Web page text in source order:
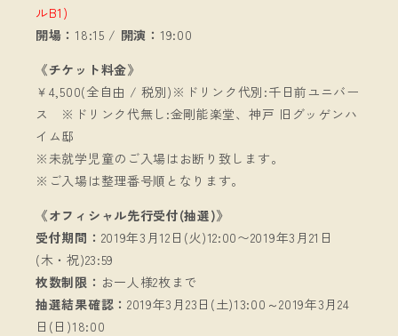
ルB1)
開場： 18:15 / 開演： 19:00
《チケット料金》
￥4,500(全自由 / 税別)※ドリンク代別:千日前ユニバー
ス ※ドリンク代無し:金剛能楽堂、神戸 旧グッゲンハ
イム邸
※未就学児童のご入場はお断り致します。
※ご入場は整理番号順となります。
《オフィシャル先行受付(抽選)》
受付期間： 2019年3月12日(火)12:00〜2019年3月21日
(木・祝)23:59
枚数制限： お一人様2枚まで
抽選結果確認： 2019年3月23日(土)13:00～2019年3月24
日(日)18:00